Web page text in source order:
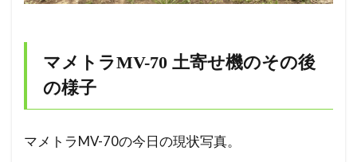
マメトラMV-70 土寄せ機のその後
の様子
マメトラMV-70の今日の現状写真。